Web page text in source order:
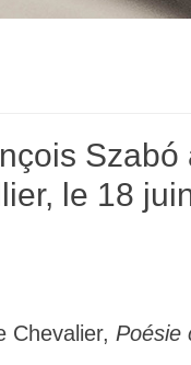
Szabó
le 18
Chevalier, Poésie